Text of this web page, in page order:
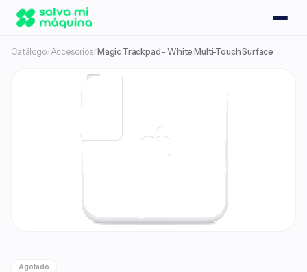
Catálogo/Accesorios/ Magic Trackpad - White Multi-Touch Surface ​​​​​​​​​​​​​​
Agotado